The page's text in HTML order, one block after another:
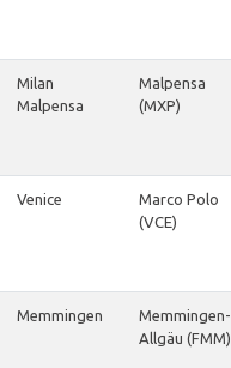
Milan
Malpensa
Malpensa
(MXP)
Venice
Marco Polo
(VCE)
Memmingen
Memmingen-
Allgäu (FMM)